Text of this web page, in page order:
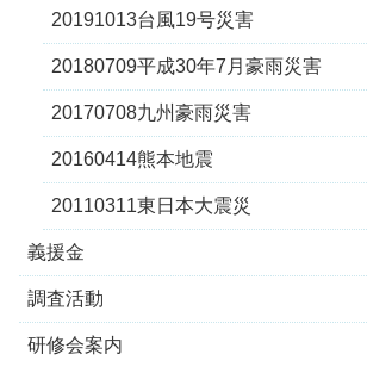
20191013台風19号災害
20180709平成30年7月豪雨災害
20170708九州豪雨災害
20160414熊本地震
20110311東日本大震災
義援金
調査活動
研修会案内